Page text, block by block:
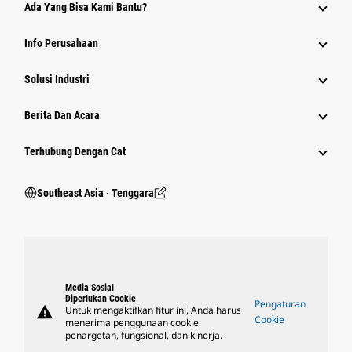
Ada Yang Bisa Kami Bantu?
Info Perusahaan
Solusi Industri
Berita Dan Acara
Terhubung Dengan Cat
Southeast Asia ‧ Tenggara
warning
Media Sosial
Diperlukan Cookie
Untuk mengaktifkan fitur ini, Anda harus
menerima penggunaan cookie
penargetan, fungsional, dan kinerja.
Pengaturan
Cookie